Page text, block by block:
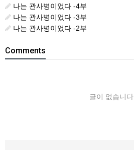
나는 관사병이었다 -4부
나는 관사병이었다 -3부
나는 관사병이었다 -2부
Comments
글이 없습니다.